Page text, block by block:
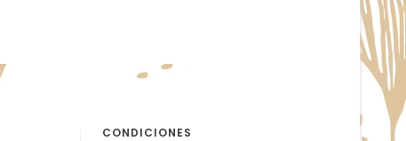
CONDICIONES